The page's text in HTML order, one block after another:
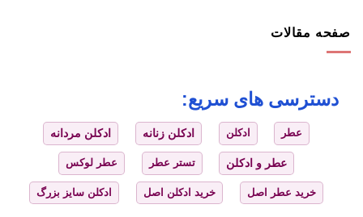
صفحه مقالات
دسترسی های سریع:
عطر ادکلن ادکلن زنانه ادکلن مردانه
عطر و ادکلن تستر عطر عطر لوکس
خرید عطر اصل خرید ادکلن اصل ادکلن سایز بزرگ